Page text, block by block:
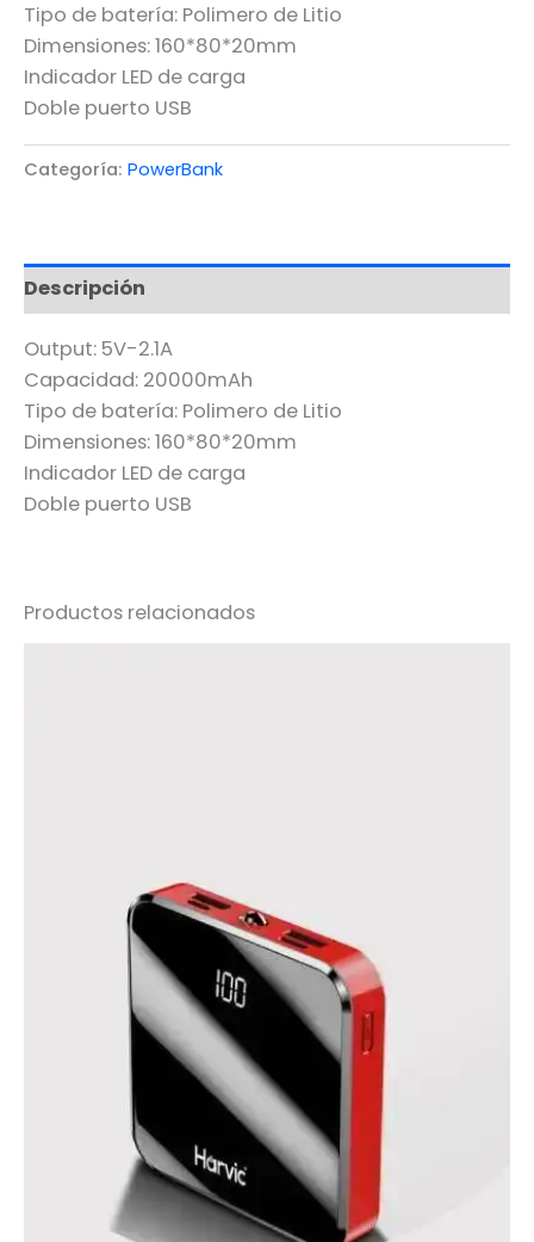
Tipo de batería: Polimero de Litio
Dimensiones: 160*80*20mm
Indicador LED de carga
Doble puerto USB
Categoría: PowerBank
Descripción
Output: 5V-2.1A
Capacidad: 20000mAh
Tipo de batería: Polimero de Litio
Dimensiones: 160*80*20mm
Indicador LED de carga
Doble puerto USB
Productos relacionados